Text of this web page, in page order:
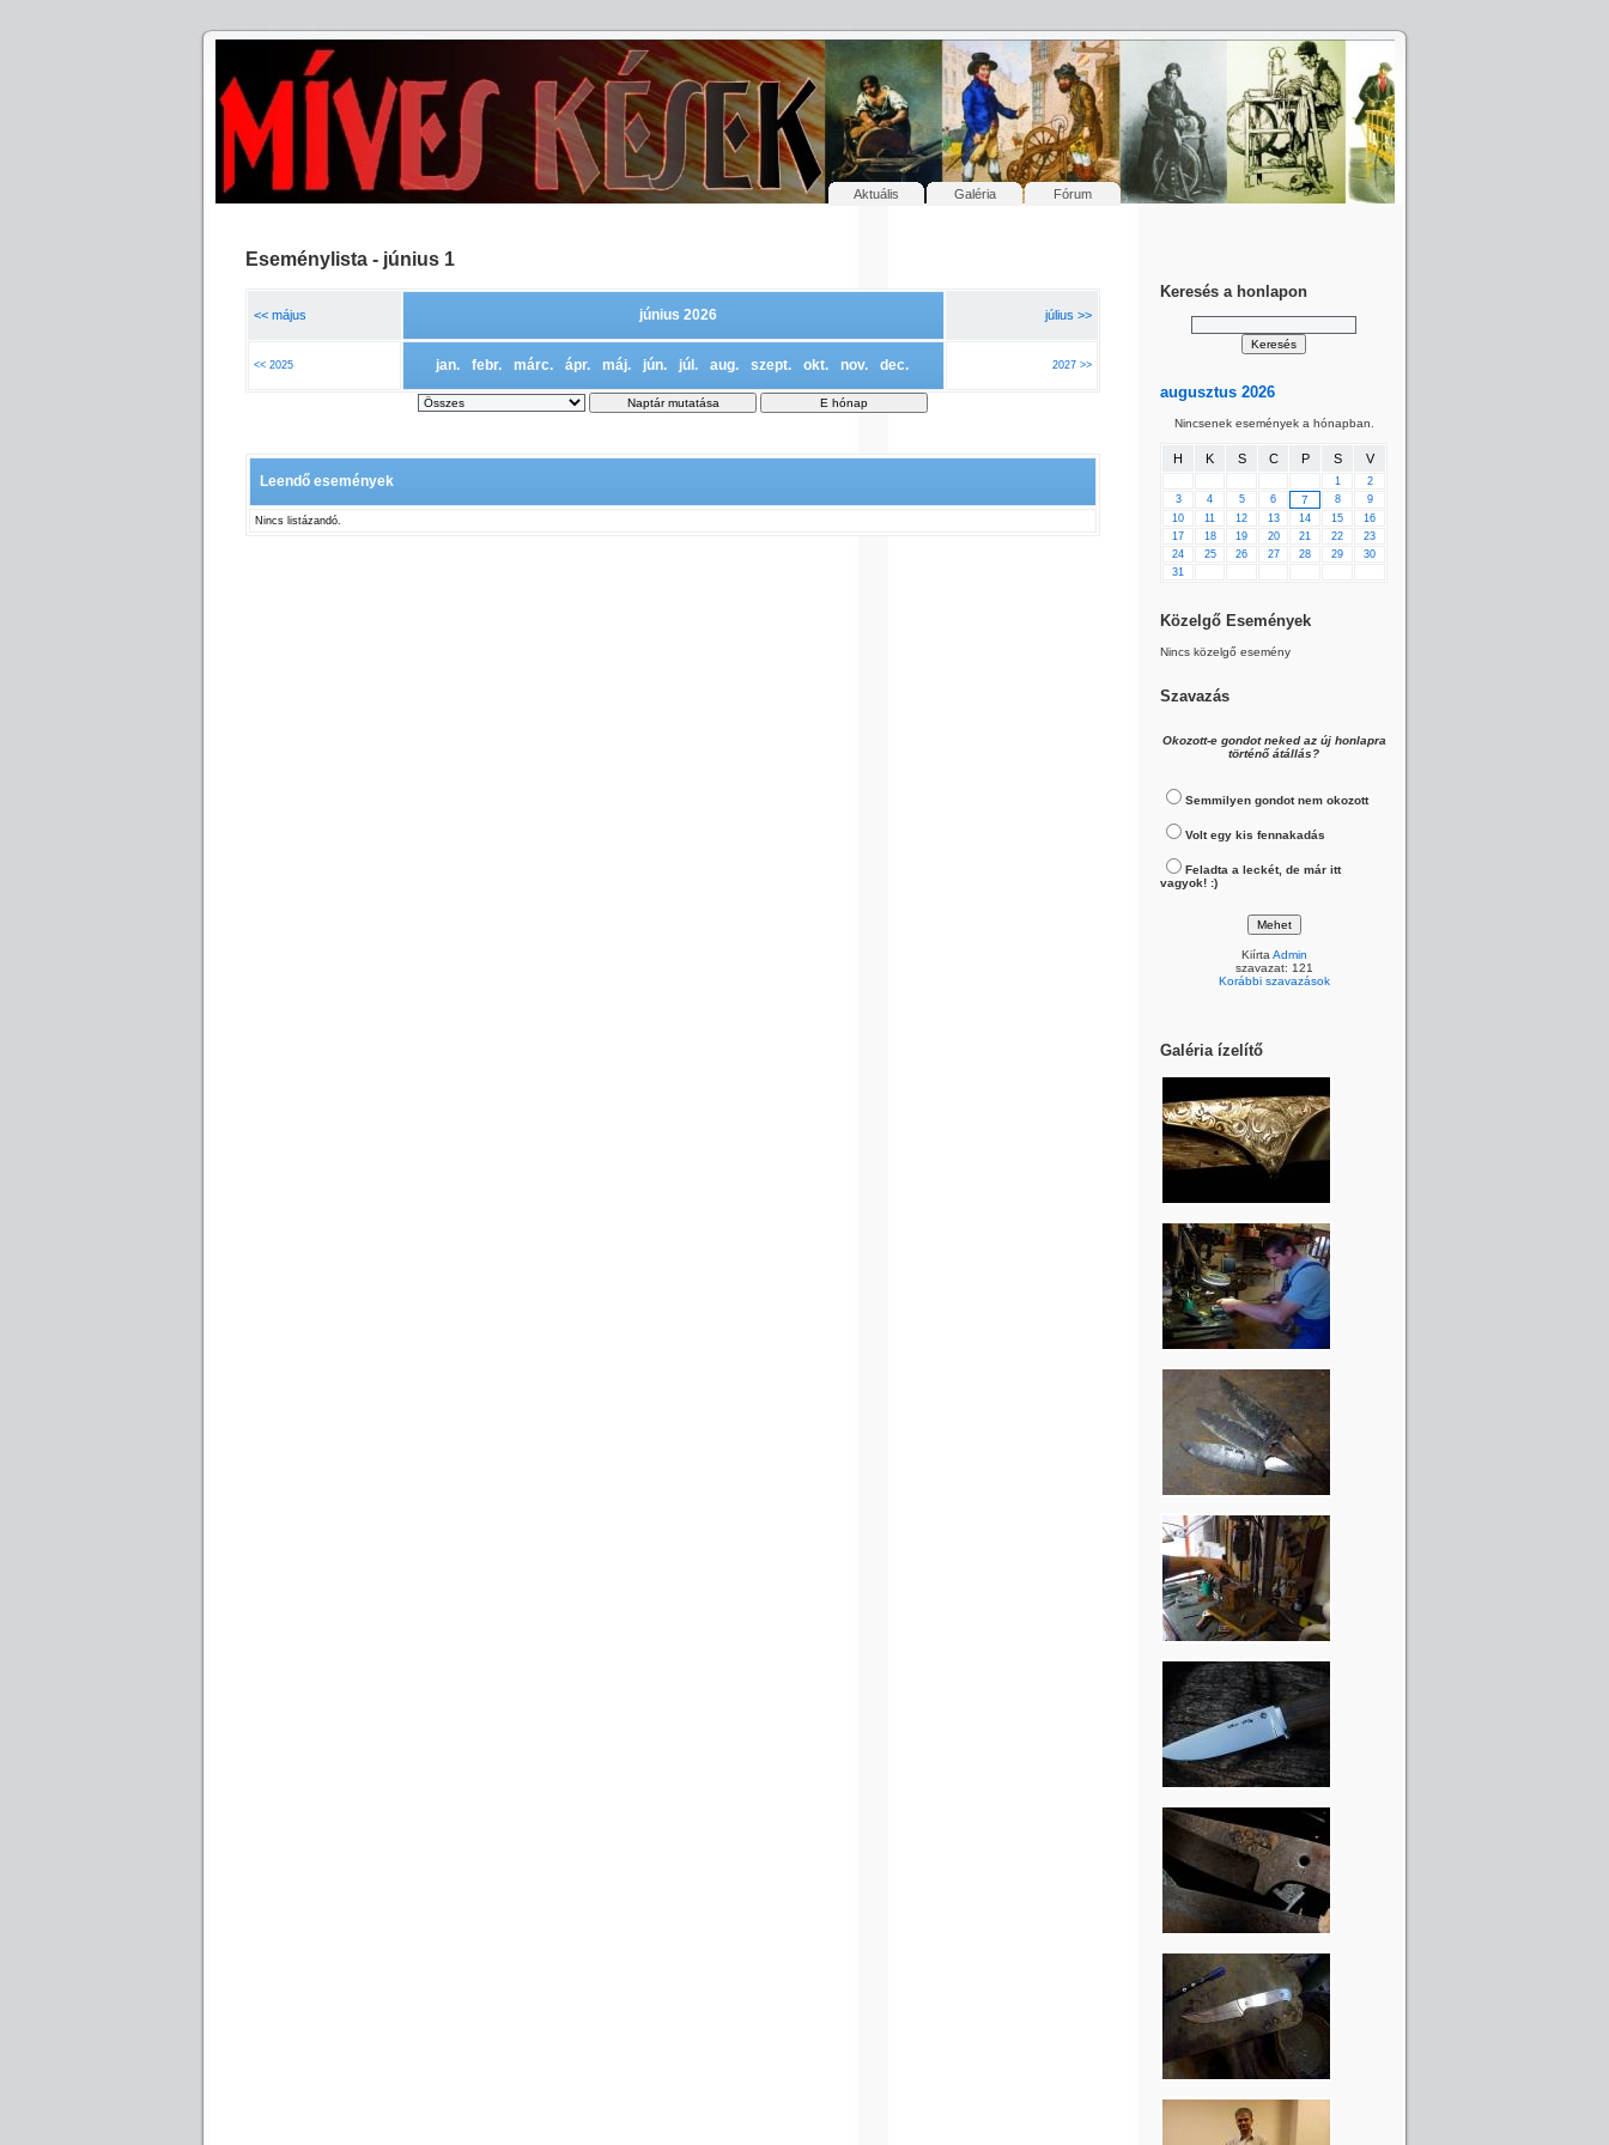
Aktuális Galéria Fórum
Eseménylista - június 1
<< május június 2026 július >>
<< 2025 jan. febr. márc. ápr. máj. jún. júl. aug. szept. okt. nov. dec. 2027 >>
Leendő események
Nincs listázandó.
Keresés a honlapon
augusztus 2026
Nincsenek események a hónapban.
H K S C P S V
1
2
3
4 5 6 7 8
9
10
11 12 13 14 15
16
17
18 19 20 21 22
23
24
25 26 27 28 29
30
31
Közelgő Események
Nincs közelgő esemény
Szavazás
Okozott-e gondot neked az új honlapra
történő átállás?
Semmilyen gondot nem okozott
Volt egy kis fennakadás
Feladta a leckét, de már itt
vagyok! :)
Kiírta Admin
szavazat: 121
Korábbi szavazások
Galéria ízelítő